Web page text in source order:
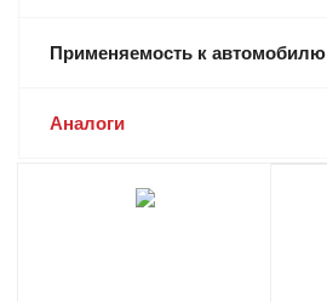
Применяемость к автомобилю
Аналоги